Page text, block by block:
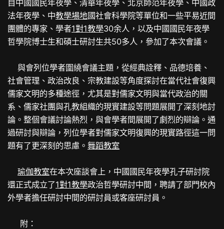
自中國國民年夜學、清華年夜學、北京師范年夜學、中國政
法年夜學、中教學場地國社會科學院等單位和一些平易近間
團體的專家、學者1對1教學30余人，以及中國國民年夜學
哲學院博士生和碩士研討生共50多人，參加了本次會議。
與會列位學者圍繞會議主題，從經典詮釋、品德培養、
社會管理、政治改良、宗教建設等角度探討在當代社會復興
儒家文明的多種途徑，尤其是對儒家文明與當代政治的關
系、儒家社團與孔教組織的現實建設等問題展開了深刻地討
論。整個會議討論熱烈，與會學者間展開了劇烈的辯論。通
過研討與辯論，列位學者對儒家文明復興的現實路徑這一問
題有了更深刻的思慮。舞蹈教室
瑜伽教室在本次座談會上，中國國民年夜學孔子研討院
還正式成立了1對1教學政治哲學研討中間，聘請了部門校內
外學者擔任研討中間的研討員或客座研討員。
附：